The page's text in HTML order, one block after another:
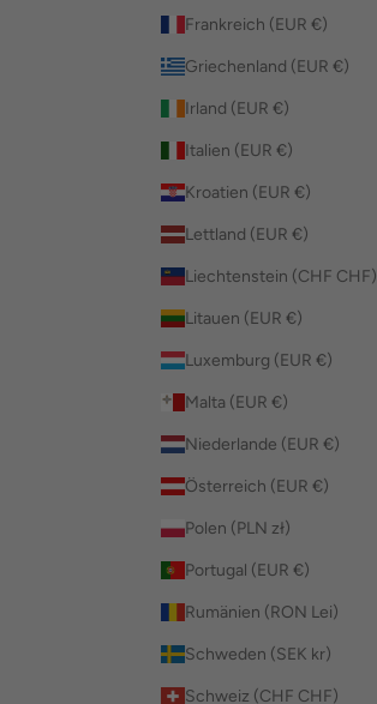
Frankreich (EUR €)
Griechenland (EUR €)
Irland (EUR €)
Italien (EUR €)
Kroatien (EUR €)
Lettland (EUR €)
Liechtenstein (CHF CHF)
Litauen (EUR €)
Luxemburg (EUR €)
Malta (EUR €)
Niederlande (EUR €)
Österreich (EUR €)
Polen (PLN zł)
Portugal (EUR €)
Rumänien (RON Lei)
Schweden (SEK kr)
Schweiz (CHF CHF)